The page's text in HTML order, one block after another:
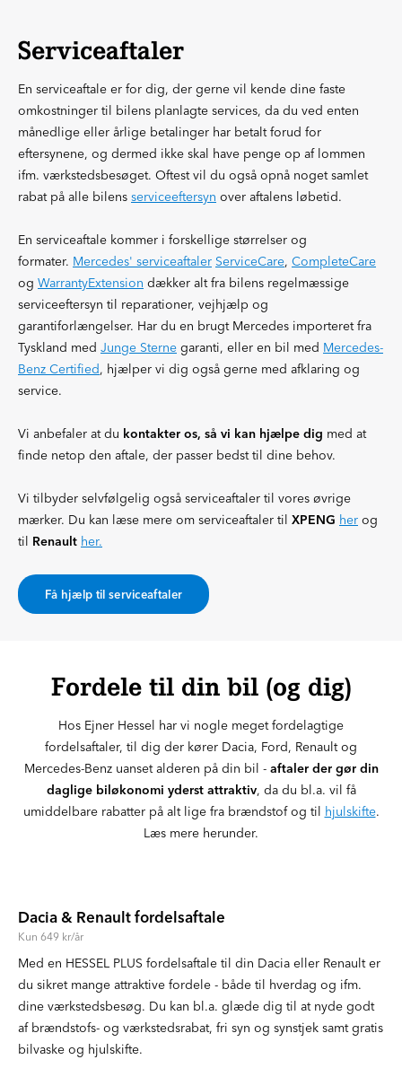
Serviceaftaler
En serviceaftale er for dig, der gerne vil kende dine faste
omkostninger til bilens planlagte services, da du ved enten
månedlige eller årlige betalinger har betalt forud for
eftersynene, og dermed ikke skal have penge op af lommen
ifm. værkstedsbesøget. Oftest vil du også opnå noget samlet
rabat på alle bilens serviceeftersyn over aftalens løbetid.
En serviceaftale kommer i forskellige størrelser og
formater. Mercedes' serviceaftaler ServiceCare, CompleteCare
og WarrantyExtension dækker alt fra bilens regelmæssige
serviceeftersyn til reparationer, vejhjælp og
garantiforlængelser. Har du en brugt Mercedes importeret fra
Tyskland med Junge Sterne garanti, eller en bil med Mercedes-
Benz Certified, hjælper vi dig også gerne med afklaring og
service.
Vi anbefaler at du kontakter os, så vi kan hjælpe dig med at
finde netop den aftale, der passer bedst til dine behov.
Vi tilbyder selvfølgelig også serviceaftaler til vores øvrige
mærker. Du kan læse mere om serviceaftaler til XPENG her og
til Renault her.
Få hjælp til serviceaftaler
Fordele til din bil (og dig)
Hos Ejner Hessel har vi nogle meget fordelagtige
fordelsaftaler, til dig der kører Dacia, Ford, Renault og
Mercedes-Benz uanset alderen på din bil - aftaler der gør din
daglige biløkonomi yderst attraktiv, da du bl.a. vil få
umiddelbare rabatter på alt lige fra brændstof og til hjulskifte.
Læs mere herunder.
Dacia & Renault fordelsaftale
Kun 649 kr/år
Med en HESSEL PLUS fordelsaftale til din Dacia eller Renault er
du sikret mange attraktive fordele - både til hverdag og ifm.
dine værkstedsbesøg. Du kan bl.a. glæde dig til at nyde godt
af brændstofs- og værkstedsrabat, fri syn og synstjek samt gratis
bilvaske og hjulskifte.